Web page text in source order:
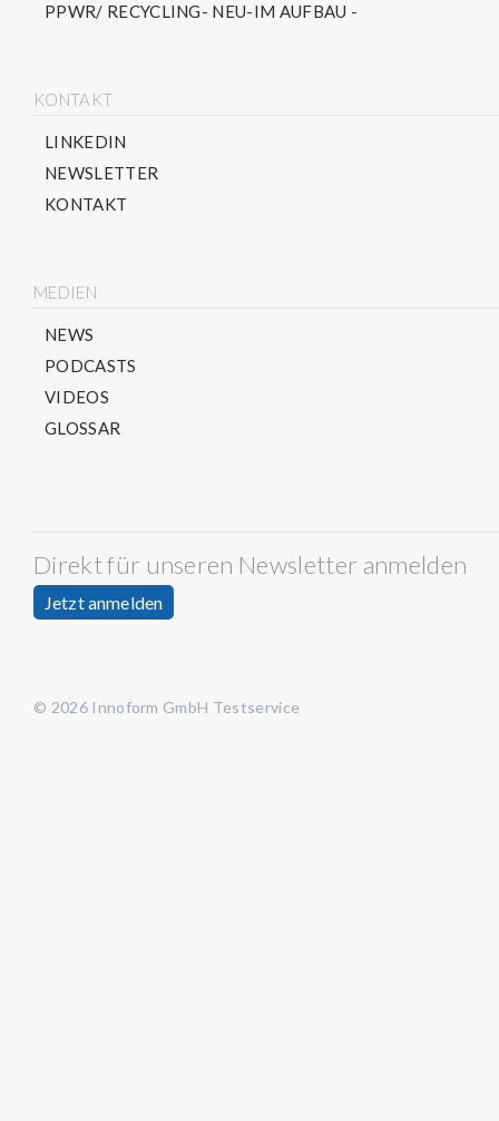
PPWR/ RECYCLING- NEU-IM AUFBAU -
KONTAKT
LINKEDIN
NEWSLETTER
KONTAKT
MEDIEN
NEWS
PODCASTS
VIDEOS
GLOSSAR
Direkt für unseren Newsletter anmelden
Jetzt anmelden
© 2026 Innoform GmbH Testservice